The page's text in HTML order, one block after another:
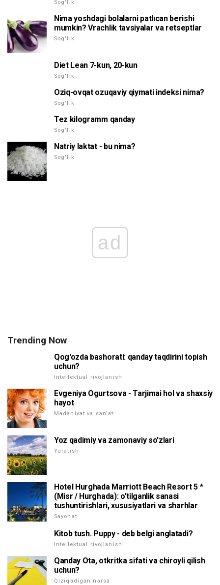
Sog'lik
Nima yoshdagi bolalarni patlıcan berishi
mumkin? Vrachlik tavsiyalar va retseptlar
Sog'lik
Diet Lean 7-kun, 20-kun
Sog'lik
Oziq-ovqat ozuqaviy qiymati indeksi nima?
Sog'lik
Tez kilogramm qanday
Sog'lik
Natriy laktat - bu nima?
Sog'lik
ad
Trending Now
Qog'ozda bashorati: qanday taqdirini topish
uchun?
Intellektual rivojlanishi
Evgeniya Ogurtsova - Tarjimai hol va shaxsiy
hayot
Madaniyat va san'at
Yoz qadimiy va zamonaviy so'zlari
Yaratish
Hotel Hurghada Marriott Beach Resort 5 *
(Misr / Hurghada): o'tilganlik sanasi
tushuntirishlari, xususiyatlari va sharhlar
Sayohat
Kitob tush. Puppy - deb belgi anglatadi?
Intellektual rivojlanishi
Qanday Ota, otkritka sifati va chiroyli qilish
uchun?
Qiziqadigan narsa